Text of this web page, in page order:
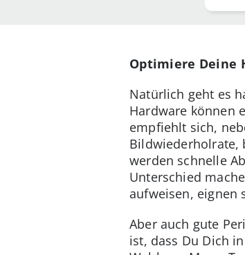
Optimiere Deine
Natürlich geht es
Hardware können
empfiehlt sich,
Bildwiederholrate,
werden schnelle
Unterschied
aufweisen, eignen
Aber auch gute
ist, dass Du Dich